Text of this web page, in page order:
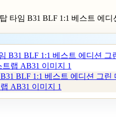
타임 B31 BLF 1:1 베스트 에
BLF 1:1 베스트 에디션 그린
AB31 이미지 1